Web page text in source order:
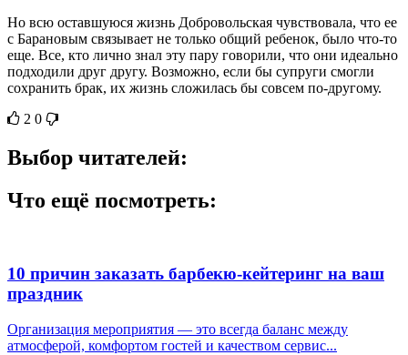
Но всю оставшуюся жизнь Добровольская чувствовала, что ее
с Барановым связывает не только общий ребенок, было что-то
еще. Все, кто лично знал эту пару говорили, что они идеально
подходили друг другу. Возможно, если бы супруги смогли
сохранить брак, их жизнь сложилась бы совсем по-другому.
2 0
Выбор читателей:
Что ещё посмотреть:
10 причин заказать барбекю-кейтеринг на ваш
праздник
Организация мероприятия — это всегда баланс между
атмосферой, комфортом гостей и качеством сервис...